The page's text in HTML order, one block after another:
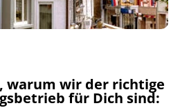
warum wir der richtige
für Dich sind: